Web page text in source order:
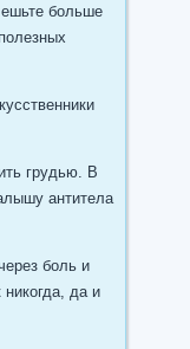
больше
грудью. В
антитела
боль и
да и